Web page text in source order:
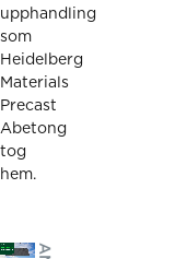
upphandling
som
Heidelberg
Materials
Precast
Abetong
tog
hem.